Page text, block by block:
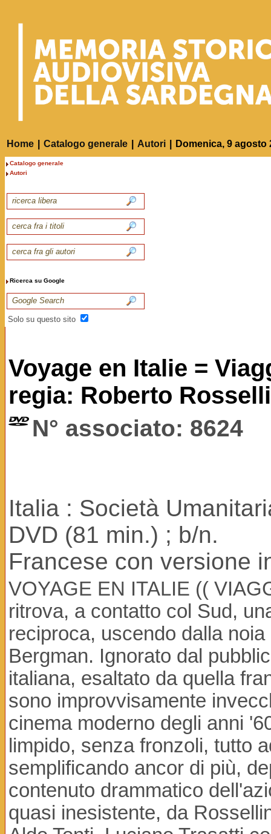
Home Catalogo generale Autori Domenica, 9 agosto
Catalogo generale
Autori
Ricerca su Google
Solo su questo sito
Voyage en Italie =
regia: Roberto
N° associato: 8624
Italia : Società
DVD (81 min.) ; b/n.
Francese con versione
VOYAGE EN ITALIE ((
ritrova, a contatto col Sud,
reciproca, uscendo dalla
Bergman. Ignorato dal
italiana, esaltato da quella
sono improvvisamente
cinema moderno degli anni
limpido, senza fronzoli, tutto
semplificando ancor di più,
contenuto drammatico
quasi inesistente, da